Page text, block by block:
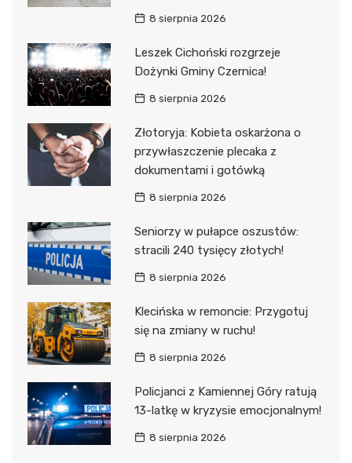
8 sierpnia 2026
Leszek Cichoński rozgrzeje
Dożynki Gminy Czernica!
8 sierpnia 2026
Złotoryja: Kobieta oskarżona o
przywłaszczenie plecaka z
dokumentami i gotówką
8 sierpnia 2026
Seniorzy w pułapce oszustów:
stracili 240 tysięcy złotych!
8 sierpnia 2026
Klecińska w remoncie: Przygotuj
się na zmiany w ruchu!
8 sierpnia 2026
Policjanci z Kamiennej Góry ratują
13-latkę w kryzysie emocjonalnym!
8 sierpnia 2026